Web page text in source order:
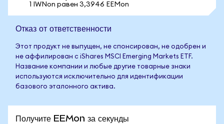
1 IWNon равен 3,3946 EEMon
Отказ от ответственности
Этот продукт не выпущен, не спонсирован, не одобрен и
не аффилирован с iShares MSCI Emerging Markets ETF.
Название компании и любые другие товарные знаки
используются исключительно для идентификации
базового эталонного актива.
Получите EEMon за секунды